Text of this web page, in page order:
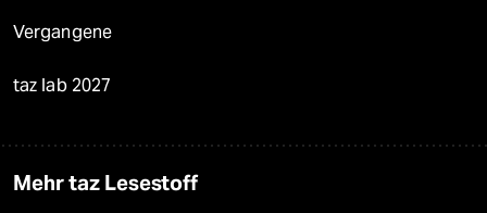
Vergangene
taz lab 2027
Mehr taz Lesestoff